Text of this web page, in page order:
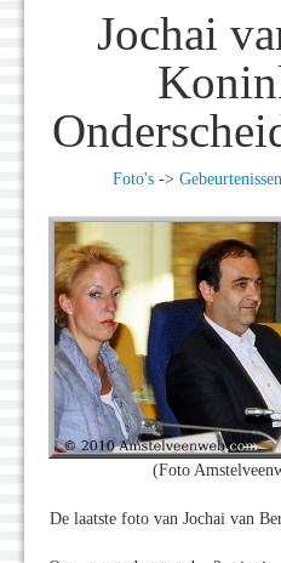
Jochai
Foto's -> Gebeurtenissen
(Foto
De laatste foto van Jochai van